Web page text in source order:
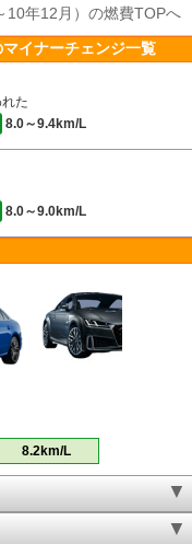
年12月）の燃費TOPへ
イナーチェンジ一覧
た
8.0～9.4km/L
8.0～9.0km/L
8.2km/L